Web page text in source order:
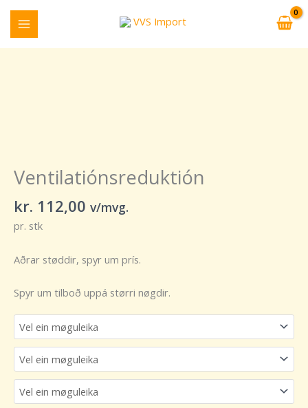
Skip
content
Ventilatiónsreduktión
kr. 112,00 v/mvg.
pr. stk
Aðrar støddir, spyr um prís.
Spyr um tilboð uppá størri nøgdir.